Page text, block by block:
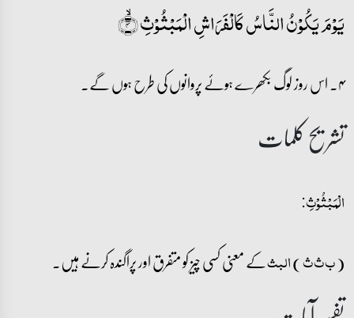
یَوۡمَ یَکُوۡنُ النَّاسُ کَالۡفَرَاشِ الۡمَبۡثُوۡثِ ۙ﴿۴﴾
۴۔ اس روز لوگ بکھرے ہوئے پروانوں کی طرح ہوں گے۔
تشریح کلمات
الۡمَبۡثُوۡثِ:
(ب ث ث)البثکے معنی کسی چیز کو متفرق اور پراگندہ کرنے ہیں۔